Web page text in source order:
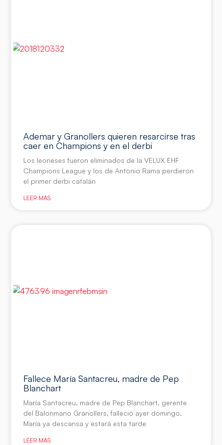
Ademar y Granollers quieren resarcirse tras
caer en Champions y en el derbi
Los leoneses fueron eliminados de la VELUX EHF
Champions League y los de Antonio Rama perdieron
el primer derbi catalán
LEER MÁS
Fallece María Santacreu, madre de Pep
Blanchart
María Santacreu, madre de Pep Blanchart, gerente
del Balonmano Granollers, falleció ayer domingo.
María ya descansa y estará esta tarde
LEER MÁS